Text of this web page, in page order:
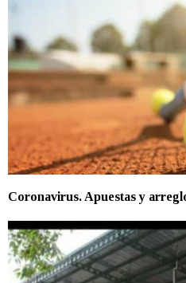
Coronavirus. Apuestas y